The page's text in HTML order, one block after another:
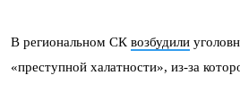
В региональном СК возбудили
«преступной халатности», из-за